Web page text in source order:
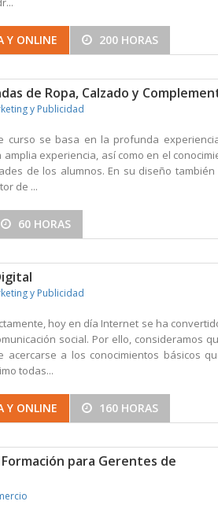
Y ONLINE 200 HORAS
de Ropa, Calzado y
y Publicidad
curso se basa en la profunda
experiencia, así como en el
de los alumnos. En su diseño también
de ...
60 HORAS
y Publicidad
hoy en día Internet se ha
social. Por ello, consideramos
acercarse a los conocimientos básicos
todas...
Y ONLINE 160 HORAS
para Gerentes de